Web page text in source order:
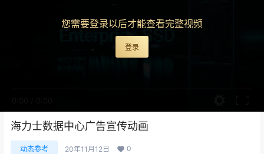
您需要登录以后才能查看完整视频
登录
海力士数据中心广告宣传动画
动态参考 20年11月12日 0